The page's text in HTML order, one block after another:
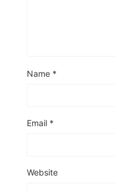
Name *
Email *
Website